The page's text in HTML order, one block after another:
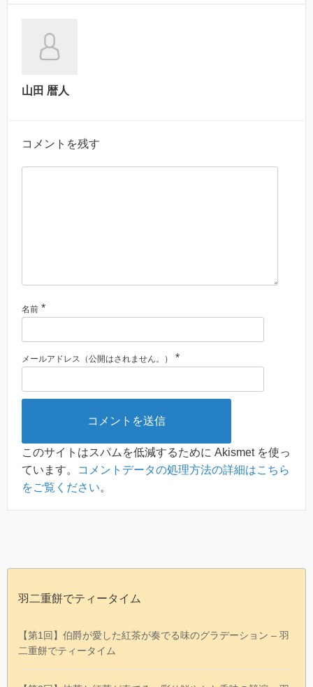
山田 暦人
コメントを残す
名前 *
メールアドレス（公開はされません。） *
このサイトはスパムを低減するために Akismet を使っ
ています。
コメントデータの処理方法の詳細はこちら
をご覧ください。
羽二重餅でティータイム
【第1回】伯爵が愛した紅茶が奏でる味のグラデーション – 羽
二重餅でティータイム